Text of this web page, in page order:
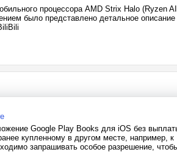
процессора AMD Strix Halo (Ryzen
было представлено детальное описание
Google Play Books для iOS без
купленному в другом месте, например, к
запрашивать особое разрешение,